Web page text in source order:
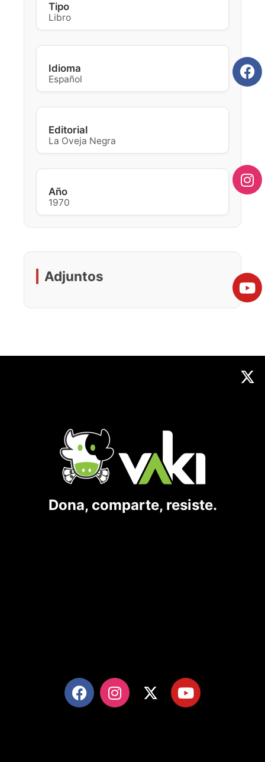
Tipo
Libro
Idioma
Español
Editorial
La Oveja Negra
Año
1970
Adjuntos
Dona, comparte, resiste.